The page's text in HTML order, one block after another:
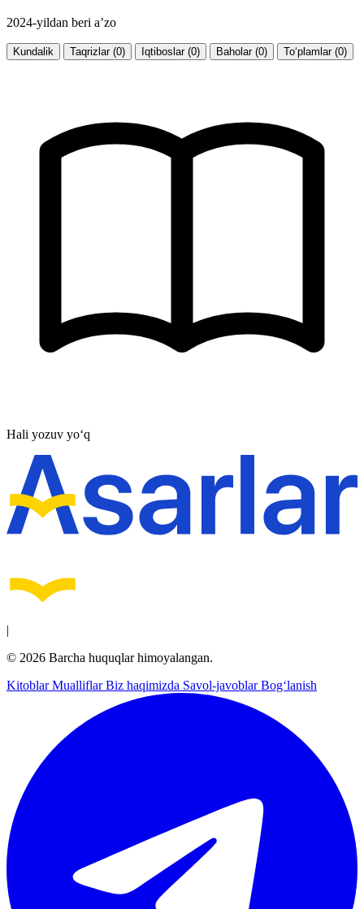
2024-yildan beri a’zo
Kundalik Taqrizlar (0) Iqtiboslar (0) Baholar (0) To‘plamlar (0)
Hali yozuv yo‘q
|
© 2026 Barcha huquqlar himoyalangan.
KitoblarMualliflarBiz haqimizda Savol-javoblarBog‘lanish